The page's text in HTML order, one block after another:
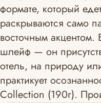
формате, который
раскрываются само
восточным
шлейф — он
отель, на природу
практикует
Collection (190г).